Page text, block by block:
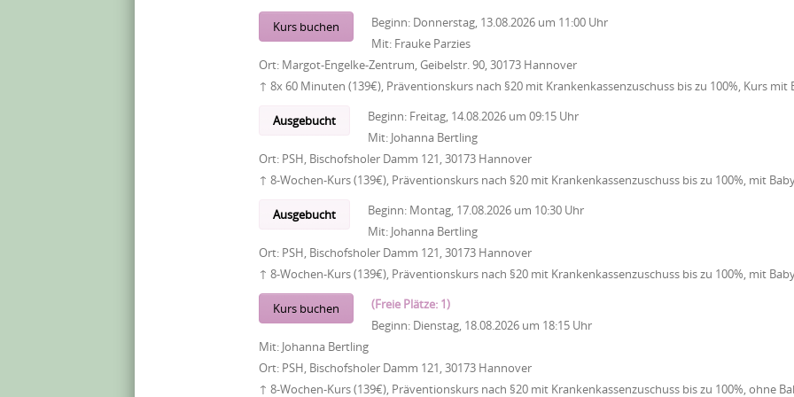
Kurs buchen Beginn: Donnerstag, 13.08.2026 um 11:00 Uhr
Mit: Frauke Parzies
Ort: Margot-Engelke-Zentrum, Geibelstr. 90, 30173 Hannover
↑ 8x 60 Minuten (139€), Präventionskurs nach §20 mit Krankenkassenzuschuss bis zu 100%, Kurs mit
Ausgebucht Beginn: Freitag, 14.08.2026 um 09:15 Uhr
Mit: Johanna Bertling
Ort: PSH, Bischofsholer Damm 121, 30173 Hannover
↑ 8-Wochen-Kurs (139€), Präventionskurs nach §20 mit Krankenkassenzuschuss bis zu 100%, mit
Ausgebucht Beginn: Montag, 17.08.2026 um 10:30 Uhr
Mit: Johanna Bertling
Ort: PSH, Bischofsholer Damm 121, 30173 Hannover
↑ 8-Wochen-Kurs (139€), Präventionskurs nach §20 mit Krankenkassenzuschuss bis zu 100%, mit
Kurs buchen
(Freie Plätze: 1)
Beginn: Dienstag, 18.08.2026 um 18:15 Uhr
Mit: Johanna Bertling
Ort: PSH, Bischofsholer Damm 121, 30173 Hannover
↑ 8-Wochen-Kurs (139€), Präventionskurs nach §20 mit Krankenkassenzuschuss bis zu 100%, ohne